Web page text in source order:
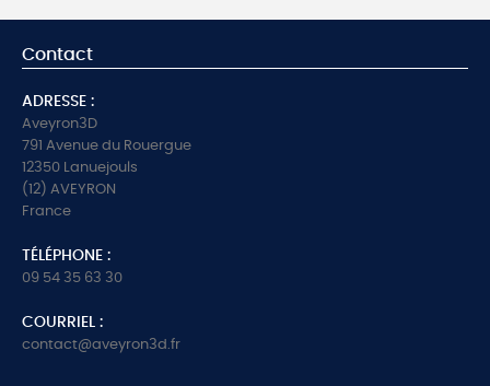
Contact
ADRESSE :
Aveyron3D
791 Avenue du Rouergue
12350 Lanuejouls
(12) AVEYRON
France
TÉLÉPHONE :
09 54 35 63 30
COURRIEL :
contact@aveyron3d.fr